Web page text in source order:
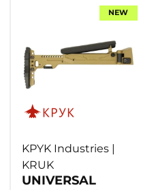
KPYK Industries |
KRUK
UNIVERSAL
NEW